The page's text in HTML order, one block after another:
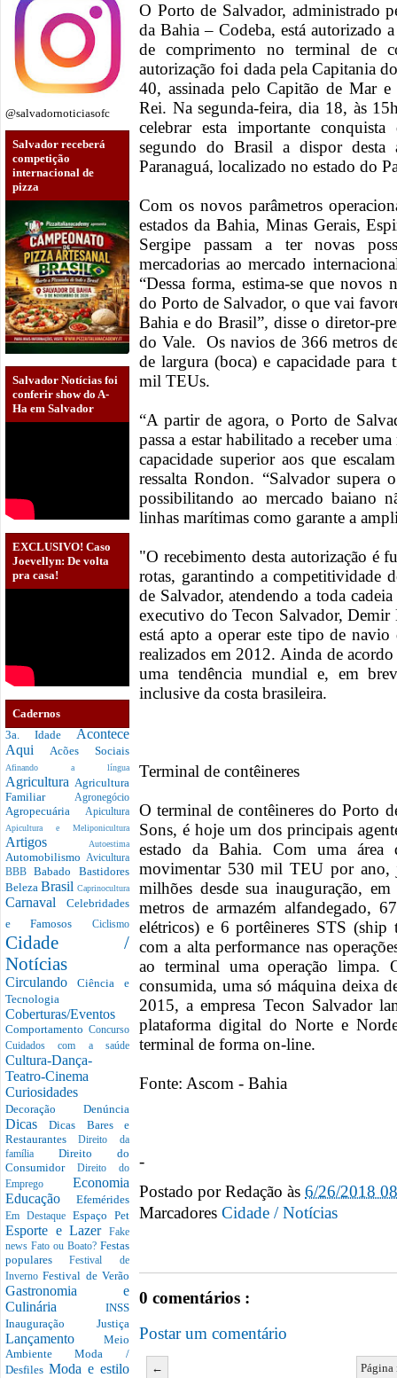
@salvadornoticiasofc
Salvador receberá
competição
internacional de
pizza
Salvador Notícias foi
conferir show do A-
Ha em Salvador
EXCLUSIVO! Caso
Joevellyn: De volta
pra casa!
Cadernos
3a. Idade Acontece
Aqui Acões Sociais
Afinando a língua
Agricultura Agricultura
Familiar Agronegócio
Agropecuária Apicultura
Apicultura e Meliponicultura
Artigos Autoestima
Automobilismo Avicultura
BBBBabado Bastidores
Beleza Brasil Caprinocultura
Carnaval Celebridades
e Famosos Ciclismo
Cidade /
Notícias
CirculandoCiência e
Tecnologia
Coberturas/Eventos
Comportamento Concurso
Cuidados com a saúde
Cultura-Dança-
Teatro-Cinema
Curiosidades
Decoração Denúncia
DicasDicas Bares e
RestaurantesDireito da
família Direito do
Consumidor Direito do
Emprego Economia
Educação Efemérides
Em Destaque Espaço Pet
Esporte e Lazer
Fake
news Fato ou Boato? Festas
popularesFestival de
InvernoFestival de Verão
Gastronomia e
Culinária INSS
Inauguração Justiça
Lançamento Meio
AmbienteModa /
Desfiles Moda e estilo
O Porto de Salvador, administrado
da Bahia – Codeba, está autorizado
de comprimento no terminal de
autorização foi dada pela Capitania
40, assinada pelo Capitão de Mar
Rei. Na segunda-feira, dia 18, às
celebrar esta importante
segundo do Brasil a dispor
Paranaguá, localizado no estado do
Com os novos parâmetros
estados da Bahia, Minas Gerais,
Sergipe passam a ter novas
mercadorias ao mercado
“Dessa forma, estima-se que novos
do Porto de Salvador, o que vai
Bahia e do Brasil”, disse o diretor-
do Vale. Os navios de 366 metros
de largura (boca) e capacidade
mil TEUs.
“A partir de agora, o Porto de
passa a estar habilitado a receber
capacidade superior aos que
ressalta Rondon. “Salvador supera
possibilitando ao mercado baiano
linhas marítimas como garante a
"O recebimento desta autorização é
rotas, garantindo a competitividade
de Salvador, atendendo a toda
executivo do Tecon Salvador,
está apto a operar este tipo de
realizados em 2012. Ainda de
uma tendência mundial e, em
inclusive da costa brasileira.
Terminal de contêineres
O terminal de contêineres do Porto
Sons, é hoje um dos principais
estado da Bahia. Com uma
movimentar 530 mil TEU por ano,
milhões desde sua inauguração,
metros de armazém alfandegado,
elétricos) e 6 portêineres STS
com a alta performance nas
ao terminal uma operação limpa.
consumida, uma só máquina deixa
2015, a empresa Tecon Salvador
plataforma digital do Norte e
terminal de forma on-line.
Fonte: Ascom - Bahia
-
Postado porRedação às 6/26/2018
Marcadores Cidade / Notícias
0 comentários :
Postar um comentário
←